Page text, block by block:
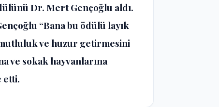
Dr. Mert Gençoğlu aldı.
“Bana bu ödülü layık
ve huzur getirmesini
ve sokak hayvanlarına
etti.